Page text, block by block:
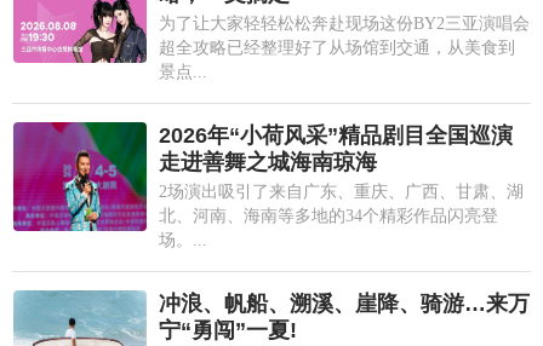
为了让大家轻轻松松奔赴现场这份BY2三亚演唱会
超全攻略已经整理好了从场馆到交通，从美食到
景点...
2026年“小荷风采”精品剧目全国巡演
走进善舞之城海南琼海
2场演出吸引了来自广东、重庆、广西、甘肃、湖
北、河南、海南等多地的34个精彩作品闪亮登
场。...
冲浪、帆船、溯溪、崖降、骑游…来万
宁“勇闯”一夏!